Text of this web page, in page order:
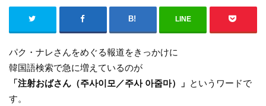
LINE
パク・ナレさんをめぐる報道をきっかけに
韓国語検索で急に増えているのが
「注射おばさん（주사이모／주사 아줌마）」 というワードで
す。